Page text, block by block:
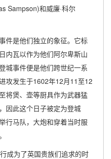
Sampson)和威廉·科尔
件是他们独立的象征。它标
内瓦以作为他们阿尔卑斯山
城事件便是他们跨世纪一系
攻发生于1602年12月11至12
将煲、壶等厨具作为武器猛
因此这个日子被定为登城
行马队，大炮和穿着当时服
成为了英国贵族们追求的时